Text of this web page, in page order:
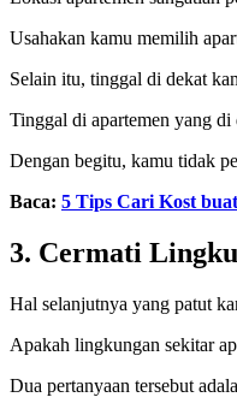
Usahakan kamu memilih
Selain itu, tinggal di dekat
Tinggal di apartemen yang
Dengan begitu, kamu tidak
Baca: 5 Tips Cari Kost
3. Cermati
Hal selanjutnya yang patut
Apakah lingkungan sekitar
Dua pertanyaan tersebut